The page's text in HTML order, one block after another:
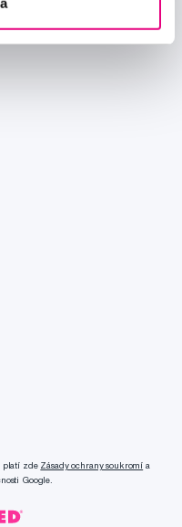
platí zde Zásady ochrany soukromí a
Google.